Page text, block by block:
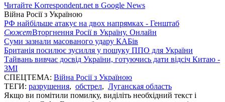
Читайте Korrespondent.net в Google News
Війна Росії з Україною
РФ найбільше атакує на двох напрямках - Генштаб
СюжетВторгнення Росії в Україну. Онлайн
Суми зазнали масованого удару КАБів
Британія посилює зусилля у пошуку ППО для України
Тайвань вивчає досвід України, готуючись дати відсіч Китаю -
ЗМІ
СПЕЦТЕМА: Війна Росії з Україною
ТЕГИ: разрушения, обстрел, Луганская область
Якщо ви помітили помилку, виділіть необхідний текст і